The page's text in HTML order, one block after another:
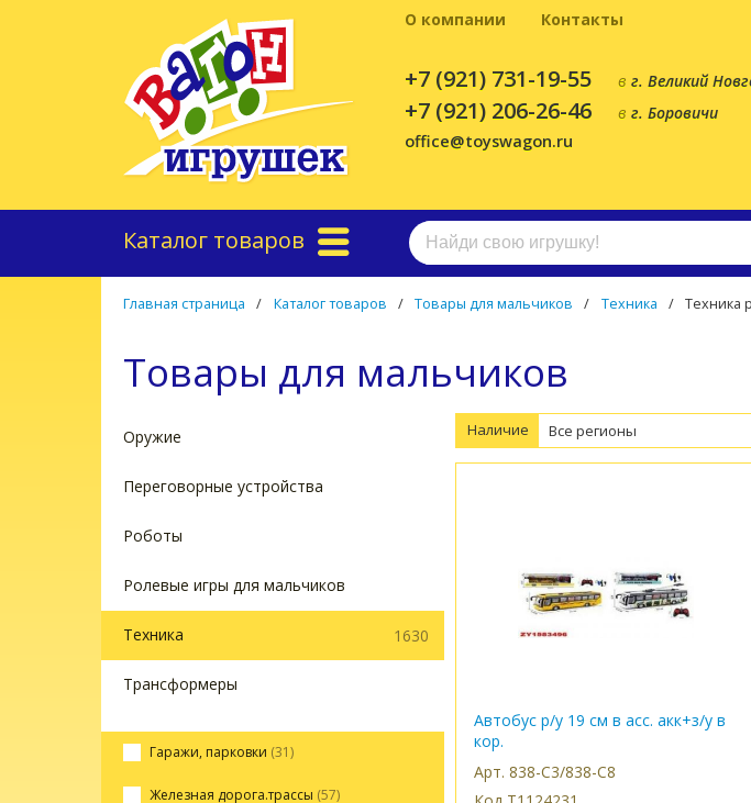
+7 (921) 731-19-55 в г. Великий
+7 (921) 206-26-46 в г. Боровичи
office@toyswagon.ru
Каталог товаров
Главная страница / Каталог товаров / Товары для мальчиков / Техника / Техника
Товары для мальчиков
Оружие
Переговорные устройства
Роботы
Ролевые игры для мальчиков
Техника 1630
Трансформеры
Гаражи, парковки (31)
Железная дорога.трассы (57)
Наличие Все регионы
Автобус р/у 19 см в асс. акк+з/у в
кор.
Арт. 838-C3/838-C8
О компании Контакты